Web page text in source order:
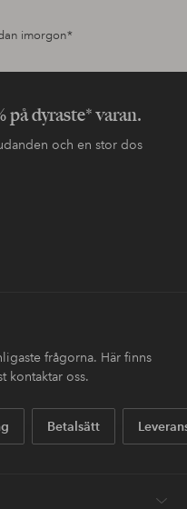
imorgon*
på dyraste* varan.
och en stor dos
frågorna. Här finns
kontaktar oss.
Betalsätt